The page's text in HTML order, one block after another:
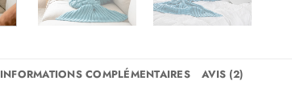
INFORMATIONS COMPLÉMENTAIRES AVIS (2)